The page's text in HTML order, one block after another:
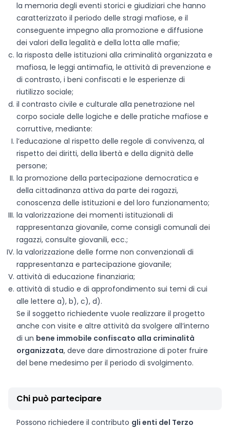
la memoria degli eventi storici e giudiziari che hanno
caratterizzato il periodo delle stragi mafiose, e il
conseguente impegno alla promozione e diffusione
dei valori della legalità e della lotta alle mafie;
la risposta delle istituzioni alla criminalità organizzata e
mafiosa, le leggi antimafia, le attività di prevenzione e
di contrasto, i beni confiscati e le esperienze di
riutilizzo sociale;
il contrasto civile e culturale alla penetrazione nel
corpo sociale delle logiche e delle pratiche mafiose e
corruttive, mediante:
l’educazione al rispetto delle regole di convivenza, al
rispetto dei diritti, della libertà e della dignità delle
persone;
la promozione della partecipazione democratica e
della cittadinanza attiva da parte dei ragazzi,
conoscenza delle istituzioni e del loro funzionamento;
la valorizzazione dei momenti istituzionali di
rappresentanza giovanile, come consigli comunali dei
ragazzi, consulte giovanili, ecc.;
la valorizzazione delle forme non convenzionali di
rappresentanza e partecipazione giovanile;
attività di educazione finanziaria;
attività di studio e di approfondimento sui temi di cui
alle lettere a), b), c), d).
Se il soggetto richiedente vuole realizzare il progetto
anche con visite e altre attività da svolgere all’interno
di un bene immobile confiscato alla criminalità
organizzata, deve dare dimostrazione di poter fruire
del bene medesimo per il periodo di svolgimento.
Chi può partecipare
Possono richiedere il contributo gli enti del Terzo